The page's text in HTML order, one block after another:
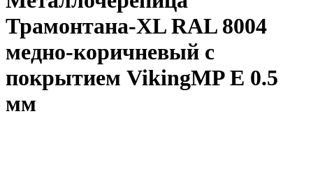
Трамонтана-XL RAL 8004
медно-коричневый с
покрытием VikingMP E 0.5
мм